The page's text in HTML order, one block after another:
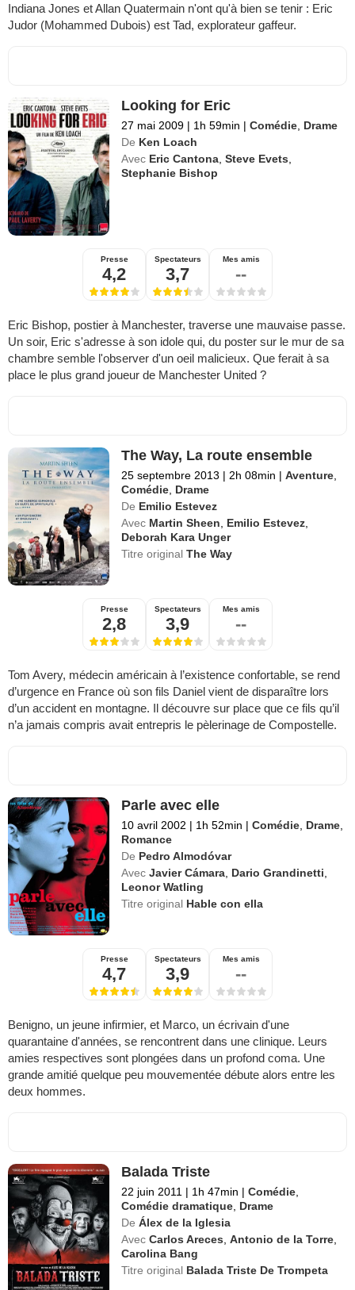
Indiana Jones et Allan Quatermain n'ont qu'à bien se tenir : Eric
Judor (Mohammed Dubois) est Tad, explorateur gaffeur.
Looking for Eric
27 mai 2009 | 1h 59min | Comédie Drame
De Ken Loach
Avec Eric Cantona ,Steve Evets
Stephanie Bishop
Presse
4,2
Spectateurs
3,7
Mes amis
--
Eric Bishop, postier à Manchester, traverse une mauvaise passe.
Un soir, Eric s'adresse à son idole qui, du poster sur le mur de sa
chambre semble l'observer d'un oeil malicieux. Que ferait à sa
place le plus grand joueur de Manchester United ?
The Way, La route ensemble
25 septembre 2013 | 2h 08min | Aventure
Comédie Drame
De Emilio Estevez
Avec Martin Sheen Emilio Estevez
Deborah Kara Unger
Titre originalThe Way
Presse
2,8
Spectateurs
3,9
Mes amis
--
Tom Avery, médecin américain à l’existence confortable, se rend
d’urgence en France où son fils Daniel vient de disparaître lors
d’un accident en montagne. Il découvre sur place que ce fils qu’il
n’a jamais compris avait entrepris le pèlerinage de Compostelle.
Parle avec elle
10 avril 2002 | 1h 52min | Comédie Drame
Romance
De Pedro Almodóvar
Avec Javier Cámara Dario Grandinetti
Leonor Watling
Titre original Hable con ella
Presse
4,7
Spectateurs
3,9
Mes amis
--
Benigno, un jeune infirmier, et Marco, un écrivain d'une
quarantaine d'années, se rencontrent dans une clinique. Leurs
amies respectives sont plongées dans un profond coma. Une
grande amitié quelque peu mouvementée débute alors entre les
deux hommes.
Balada Triste
22 juin 2011 | 1h 47min | Comédie
Comédie dramatique Drame
De Álex de la Iglesia
Avec Carlos Areces ,Antonio de la Torre
Carolina Bang
Titre original Balada Triste De Trompeta